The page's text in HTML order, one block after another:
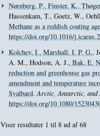
Nørnberg, P., Finster, K.,
Hassenkam, T., Goetz, W.,
Methane as a reddish coating
https://doi.org/10.1016/
Kolchev, I., Marshall, I. P. G.,
A. M., Hodson, A. J., Bak, E.
reduction and greenhouse gas
amendment and temperature
Svalbard.Arctic, Antarctic, and
https://doi.org/10.1080/
Viser resultater 1 til 8 ud af68